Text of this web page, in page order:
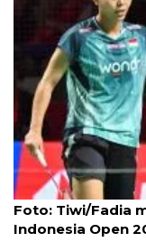
Foto
Foto: Tiwi/Fadia
Indonesia Open